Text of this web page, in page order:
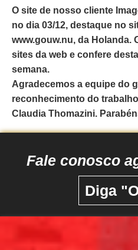
O site de nosso cliente
no dia 03/12, destaque no
www.gouw.nu, da Holanda.
sites da web e confere
semana.
Agradecemos a equipe do
reconhecimento do
Claudia Thomazini.
Fale conosco
Diga